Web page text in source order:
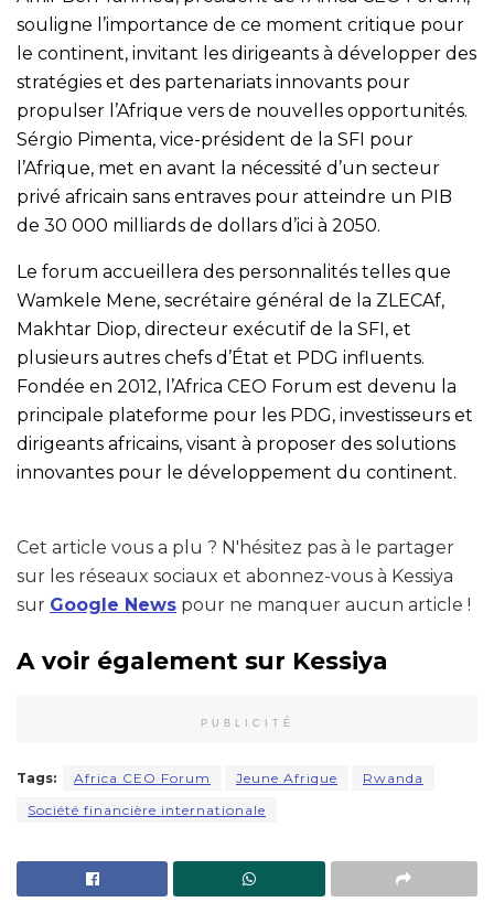
souligne l’importance de ce moment critique pour
le continent, invitant les dirigeants à développer des
stratégies et des partenariats innovants pour
propulser l’Afrique vers de nouvelles opportunités.
Sérgio Pimenta, vice-président de la SFI pour
l’Afrique, met en avant la nécessité d’un secteur
privé africain sans entraves pour atteindre un PIB
de 30 000 milliards de dollars d’ici à 2050.
Le forum accueillera des personnalités telles que
Wamkele Mene, secrétaire général de la ZLECAf,
Makhtar Diop, directeur exécutif de la SFI, et
plusieurs autres chefs d’État et PDG influents.
Fondée en 2012, l’Africa CEO Forum est devenu la
principale plateforme pour les PDG, investisseurs et
dirigeants africains, visant à proposer des solutions
innovantes pour le développement du continent.
Cet article vous a plu ? N'hésitez pas à le partager
sur les réseaux sociaux et abonnez-vous à Kessiya
sur Google News pour ne manquer aucun article !
A voir également sur Kessiya
PUBLICITÉ
Tags: Africa CEO Forum Jeune Afrique
Rwanda
Société financière internationale